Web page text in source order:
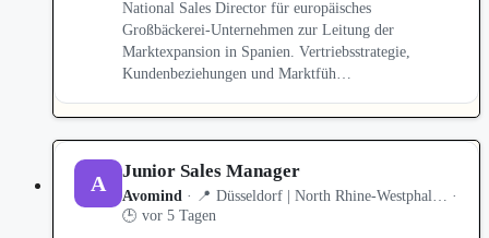
National Sales Director für europäisches
Großbäckerei-Unternehmen zur Leitung der
Marktexpansion in Spanien. Vertriebsstrategie,
Kundenbeziehungen und Marktfüh…
A Junior Sales Manager
Avomind · 📍 Düsseldorf | North Rhine-Westphal… ·
🕒 vor 5 Tagen